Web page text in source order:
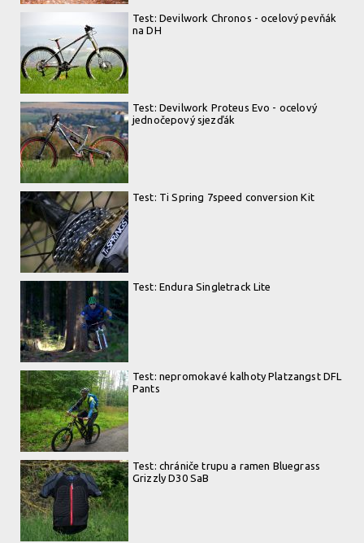
Test: Devilwork Chronos - ocelový pevňák
na DH
Test: Devilwork Proteus Evo - ocelový
jednočepový sjezďák
Test: Ti Spring 7speed conversion Kit
Test: Endura Singletrack Lite
Test: nepromokavé kalhoty Platzangst DFL
Pants
Test: chrániče trupu a ramen Bluegrass
Grizzly D30 SaB